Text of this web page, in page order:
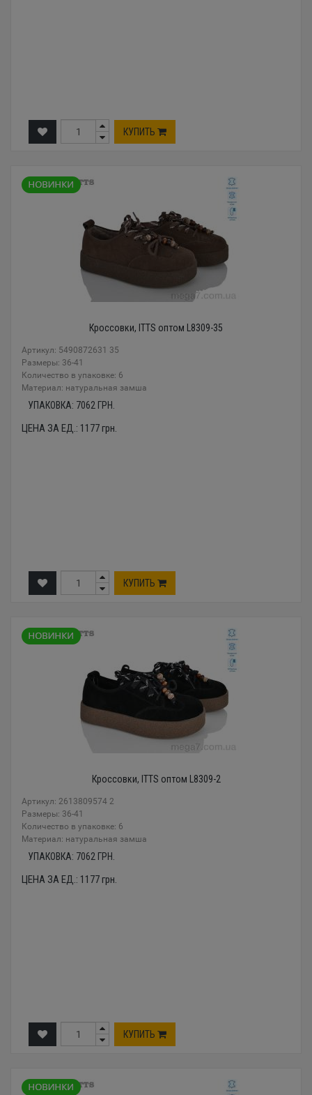
КУПИТЬ
Кроссовки, ITTS оптом L8309-35
Артикул: 5490872631 35
Размеры: 36-41
Количество в упаковке: 6
Материал: натуральная замша
УПАКОВКА: 7062 ГРН.
ЦЕНА ЗА ЕД.: 1177грн.
КУПИТЬ
Кроссовки, ITTS оптом L8309-2
Артикул: 2613809574 2
Размеры: 36-41
Количество в упаковке: 6
Материал: натуральная замша
УПАКОВКА: 7062 ГРН.
ЦЕНА ЗА ЕД.: 1177грн.
КУПИТЬ